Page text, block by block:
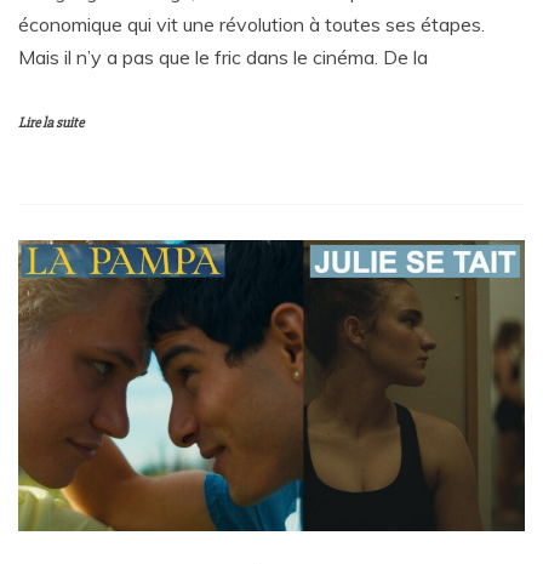
économique qui vit une révolution à toutes ses étapes.
Mais il n’y a pas que le fric dans le cinéma. De la
Lire la suite